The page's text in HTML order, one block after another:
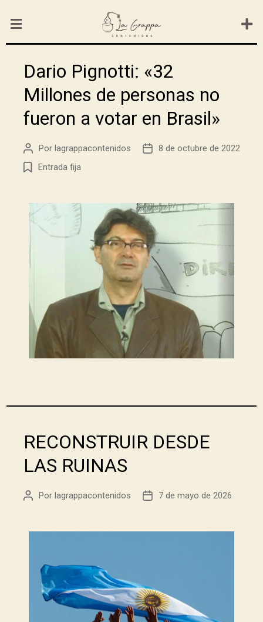
Dario Pignotti: «32
Millones de personas no
fueron a votar en Brasil»
Por lagrappacontenidos
8 de octubre de 2022
Entrada fija
RECONSTRUIR DESDE
LAS RUINAS
Por lagrappacontenidos 7 de mayo de 2026